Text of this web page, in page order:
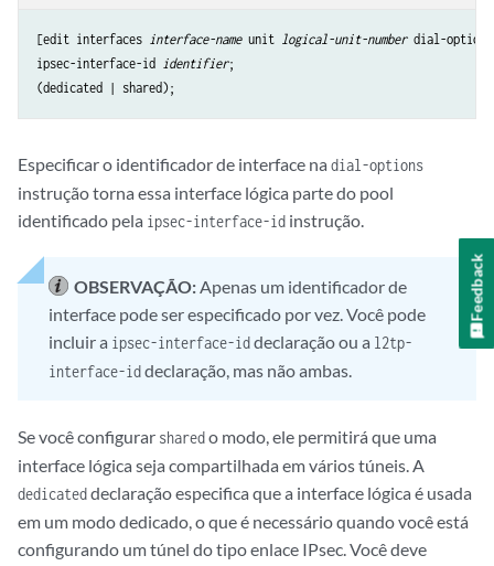
[edit interfaces interface-name unit logical-unit-number dial-
ipsec-interface-id identifier;
Especificar o identificador de interface na dial-options
instrução torna essa interface lógica parte do pool
identificado pela ipsec-interface-id instrução.
OBSERVAÇÃO: Apenas um identificador de
interface pode ser especificado por vez. Você pode
incluir a ipsec-interface-iddeclaração ou a l2tp-
interface-iddeclaração, mas não ambas.
Se você configurar sharedo modo, ele permitirá que uma
interface lógica seja compartilhada em vários túneis. A
dedicateddeclaração especifica que a interface lógica é usada
em um modo dedicado, o que é necessário quando você está
configurando um túnel do tipo enlace IPsec. Você deve
Feedback